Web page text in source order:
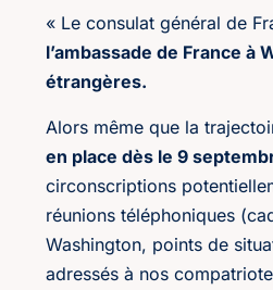
« Le consulat général de
l’ambassade de France
étrangères.
Alors même que la
en place dès le 9
circonscriptions
réunions téléphoniques
Washington, points de
adressés à nos